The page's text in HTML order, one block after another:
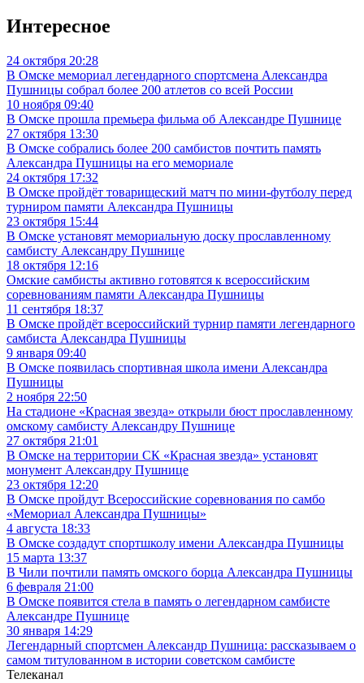
Интересное
24 октября 20:28
В Омске мемориал легендарного спортсмена Александра
Пушницы собрал более 200 атлетов со всей России
10 ноября 09:40
В Омске прошла премьера фильма об Александре Пушнице
27 октября 13:30
В Омске собрались более 200 самбистов почтить память
Александра Пушницы на его мемориале
24 октября 17:32
В Омске пройдёт товарищеский матч по мини-футболу перед
турниром памяти Александра Пушницы
23 октября 15:44
В Омске установят мемориальную доску прославленному
самбисту Александру Пушнице
18 октября 12:16
Омские самбисты активно готовятся к всероссийским
соревнованиям памяти Александра Пушницы
11 сентября 18:37
В Омске пройдёт всероссийский турнир памяти легендарного
самбиста Александра Пушницы
9 января 09:40
В Омске появилась спортивная школа имени Александра
Пушницы
2 ноября 22:50
На стадионе «Красная звезда» открыли бюст прославленному
омскому самбисту Александру Пушнице
27 октября 21:01
В Омске на территории СК «Красная звезда» установят
монумент Александру Пушнице
23 октября 12:20
В Омске пройдут Всероссийские соревнования по самбо
«Мемориал Александра Пушницы»
4 августа 18:33
В Омске создадут спортшколу имени Александра Пушницы
15 марта 13:37
В Чили почтили память омского борца Александра Пушницы
6 февраля 21:00
В Омске появится стела в память о легендарном самбисте
Александре Пушнице
30 января 14:29
Легендарный спортсмен Александр Пушница: рассказываем о
самом титулованном в истории советском самбисте
Телеканал